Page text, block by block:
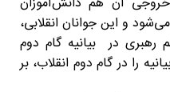
و این جوانان انقلابی،
در بیانیه گام دوم
را در گام دوم انقلاب، بر